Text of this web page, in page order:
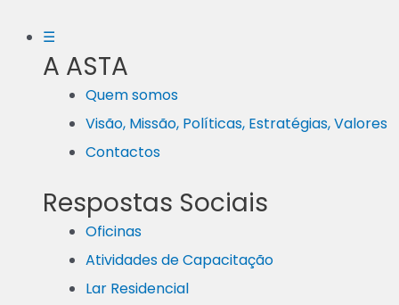
☰
A ASTA
Quem somos
Visão, Missão, Políticas, Estratégias, Valores
Contactos
Respostas Sociais
Oficinas
Atividades de Capacitação
Lar Residencial